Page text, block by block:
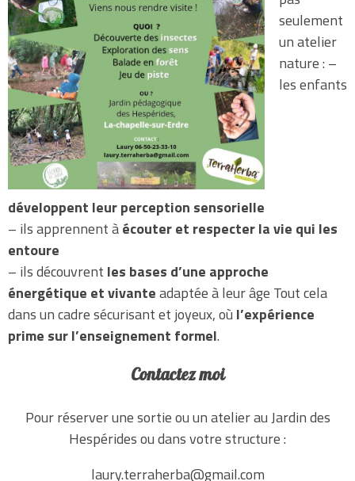
seulement
un atelier
nature : –
les enfants
développent leur perception sensorielle
– ils apprennent àécouter et respecter la vie qui les
entoure
– ils découvrent les bases d’une approche
énergétique et vivanteadaptée à leur âge Tout cela
dans un cadre sécurisant et joyeux, où l’expérience
prime sur l’enseignement formel.
Contactez moi
Pour réserver une sortie ou un atelier au Jardin des
Hespérides ou dans votre structure :
laury.terraherba@gmail.com